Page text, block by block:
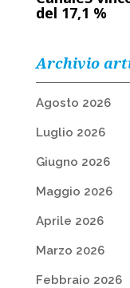
del 17,1 %
Archivio
Agosto 2026
Luglio 2026
Giugno 2026
Maggio 2026
Aprile 2026
Marzo 2026
Febbraio 2026